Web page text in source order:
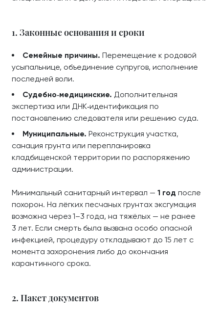
1. Законные основания и сроки
Семейные причины. Перемещение к родовой
усыпальнице, объединение супругов, исполнение
последней воли.
Судебно‑медицинские. Дополнительная
экспертиза или ДНК‑идентификация по
постановлению следователя или решению суда.
Муниципальные. Реконструкция участка,
санация грунта или перепланировка
кладбищенской территории по распоряжению
администрации.
Минимальный санитарный интервал — 1 год после
похорон. На лёгких песчаных грунтах эксгумация
возможна через 1–3 года, на тяжёлых — не ранее
3 лет. Если смерть была вызвана особо опасной
инфекцией, процедуру откладывают до 15 лет с
момента захоронения либо до окончания
карантинного срока.
2. Пакет документов